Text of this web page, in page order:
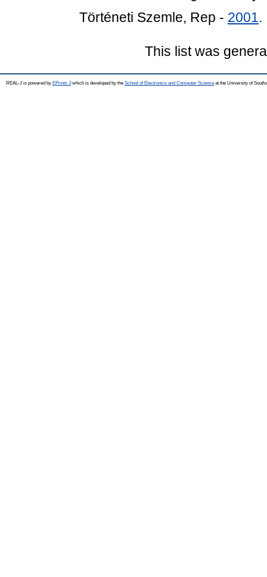
Történeti Szemle, Rep - 2001.
This list was
REAL-J is powered by EPrints 3which is developed by the School of Electronics and Computer Science at the University of